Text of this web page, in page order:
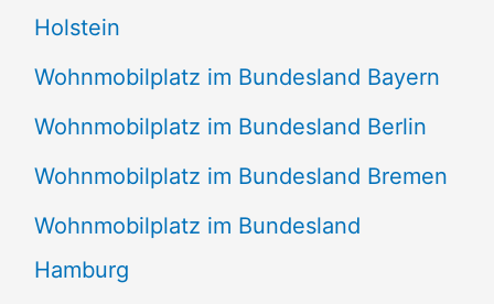
Holstein
Wohnmobilplatz im Bundesland Bayern
Wohnmobilplatz im Bundesland Berlin
Wohnmobilplatz im Bundesland Bremen
Wohnmobilplatz im Bundesland
Hamburg